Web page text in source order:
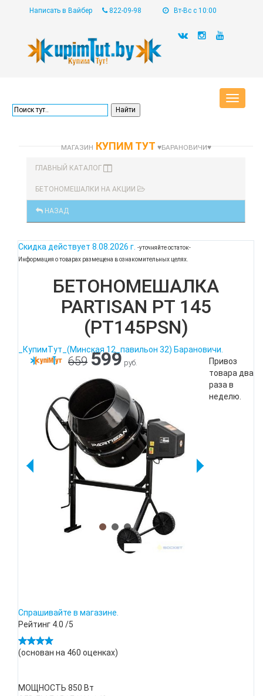
Написать в Вайбер 822-09-98 Вт-Вс с 10:00
Toggle
МАГАЗИН КУПИМ ТУТ ♥БАРАНОВИЧИ♥
ГЛАВНЫЙ КАТАЛОГ
БЕТОНОМЕШАЛКИ НА АКЦИИ
НАЗАД
Скидка действует 8.08.2026 г. -уточняйте остаток-
Информация о товарах размещена в ознакомительных целях.
БЕТОНОМЕШАЛКА
PARTISAN PT 145
(PT145PSN)
_КупимТут_(Минская 12_павильон 32) Барановичи.
659 599 руб.
Привоз
товара два
раза в
неделю.
Спрашивайте в магазине.
Рейтинг 4.0 /5
(основан на 460 оценках)
МОЩНОСТЬ 850 Вт